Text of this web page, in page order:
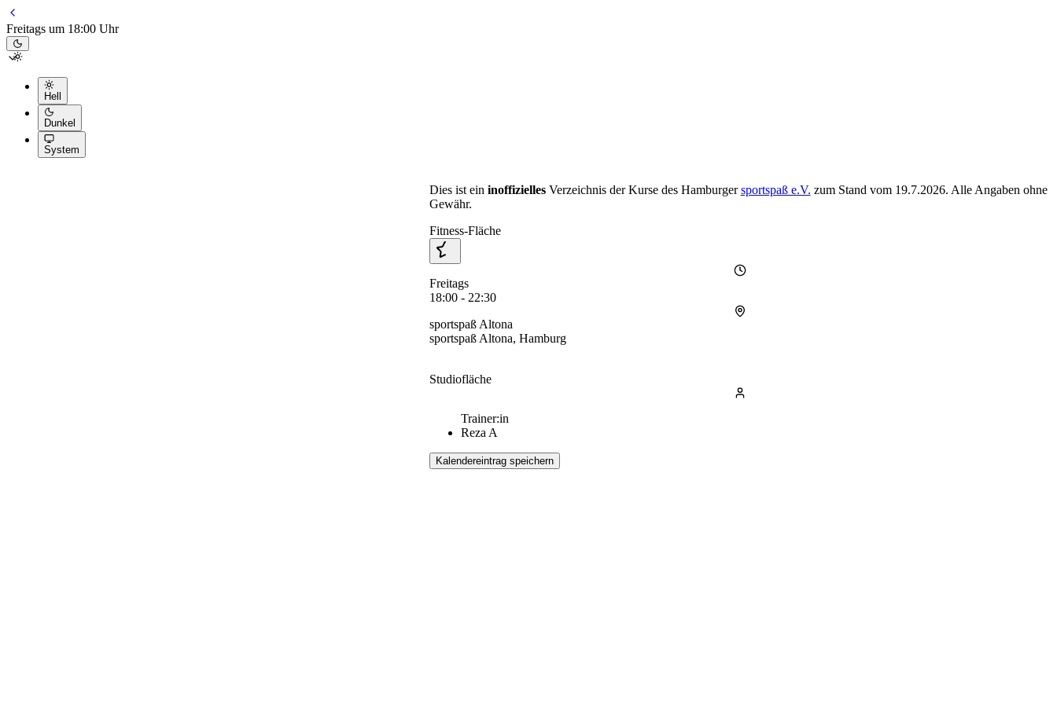
Freitags um 18:00 Uhr
Hell
Dunkel
System
Dies ist ein inoffiziellesVerzeichnis der Kurse des Hamburgersportspaß e.V. zum Stand vom 19.7.2026. Alle Angaben ohne
Gewähr.
Fitness-Fläche
Freitags
18:00 - 22:30
sportspaß Altona
sportspaß Altona, Hamburg
Studiofläche
Trainer:in
Reza A
Kalendereintrag speichern